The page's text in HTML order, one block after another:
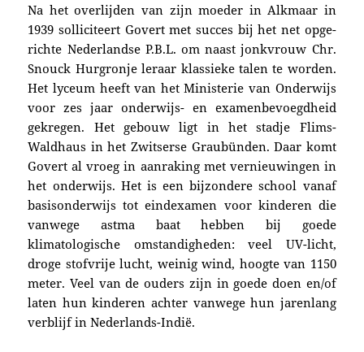
Na het overlijden van zijn moeder in Alkmaar in
1939 solliciteert Govert met succes bijhet net opge­
rich­te Nederlandse P.B.L. om naast jonkvrouw Chr.
Snouck Hurgronje leraar klassieke talen te worden.
Het lyceum heeftvan het Ministerie van Onderwijs
voor zes jaar onderwijs- en examenbevoegdheid
gekregen. Het gebouw ligt in het stadje Flims-
Waldhaus in het Zwitserse Graubünden.Daar komt
Govert al vroeg in aanra­king met vernieu­wingen in
het onder­wijs. Het is een bijzonde­re school vanaf
basisonderwijs tot eindexamen voor kinderen die
vanwege astma baat hebben bij goede
klimatologische omstandigheden: veel UV-licht,
droge stofvrije lucht, weinig wind, hoogte van 1150
meter. Veel van de ouders zijn in goede doen en/of
laten hun kinderen achter vanwege hun jarenlang
verblijfin Nederlands-Indië.